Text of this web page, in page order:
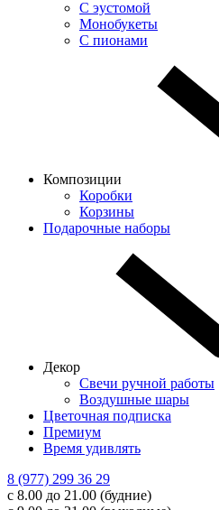
С эустомой
Монобукеты
С пионами
Композиции
Коробки
Корзины
Подарочные наборы
Декор
Свечи ручной работы
Воздушные шары
Цветочная подписка
Премиум
Время удивлять
8 (977) 299 36 29
с 8.00 до 21.00 (будние)